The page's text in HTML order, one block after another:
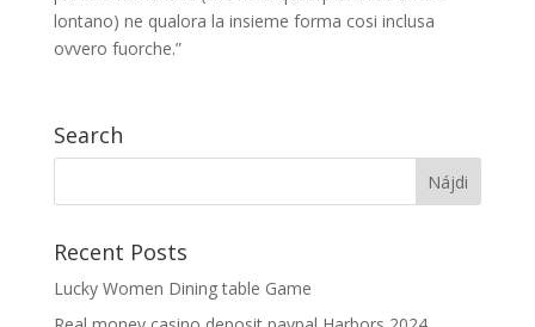
lontano) ne qualora la insieme forma cosi inclusa
ovvero fuorche.”
Search
Recent Posts
Lucky Women Dining table Game